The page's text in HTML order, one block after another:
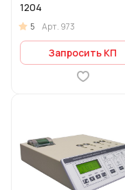
1204
5 Арт. 973
Запросить КП